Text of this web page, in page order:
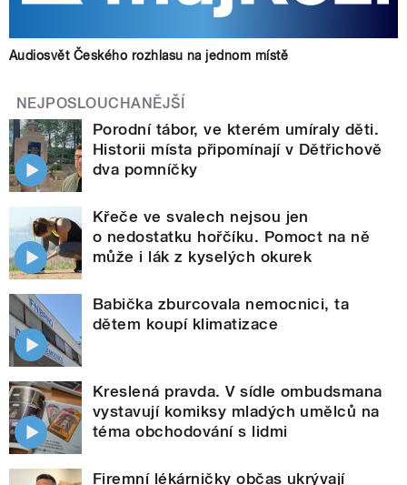
Audiosvět Českého rozhlasu na jednom místě
NEJPOSLOUCHANĚJŠÍ
Porodní tábor, ve kterém umíraly děti.
Historii místa připomínají v Dětřichově
dva pomníčky
Křeče ve svalech nejsou jen
o nedostatku hořčíku. Pomoct na ně
může i lák z kyselých okurek
Babička zburcovala nemocnici, ta
dětem koupí klimatizace
Kreslená pravda. V sídle ombudsmana
vystavují komiksy mladých umělců na
téma obchodování s lidmi
Firemní lékárničky občas ukrývají